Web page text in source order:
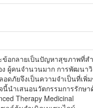
ข้อกลายเป็นปัญหาสุขภาพที่ส
ผู้คนจำนวนมาก การพัฒนา
ดภัยจึงเป็นความจำเป็นที่เพิ่
นี้นำเสนอนวัตกรรมการรักษา
Therapy Medicinal